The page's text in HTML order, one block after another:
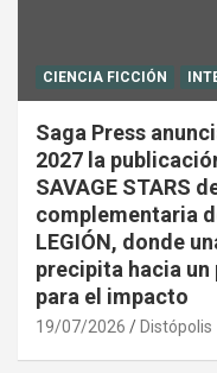
CIENCIA FICCIÓN
Saga Press
2027 la
SAVAGE STARS
complementaria
LEGIÓN, donde
precipita hacia un
para el impacto
19/07/2026 Distópolis